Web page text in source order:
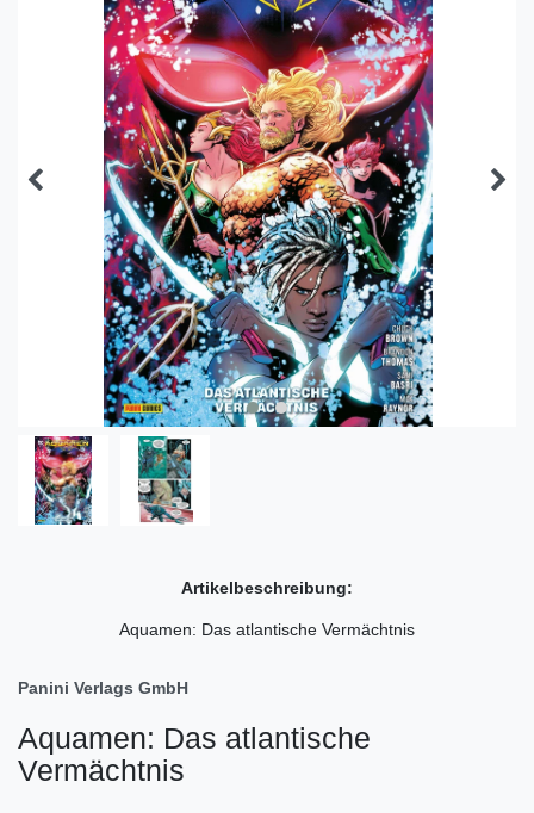
Artikelbeschreibung:
Aquamen: Das atlantische Vermächtnis
Panini Verlags GmbH
Aquamen: Das atlantische
Vermächtnis